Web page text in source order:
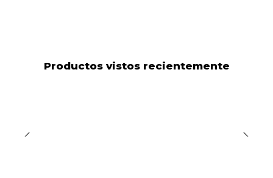
Productos vistos recientemente